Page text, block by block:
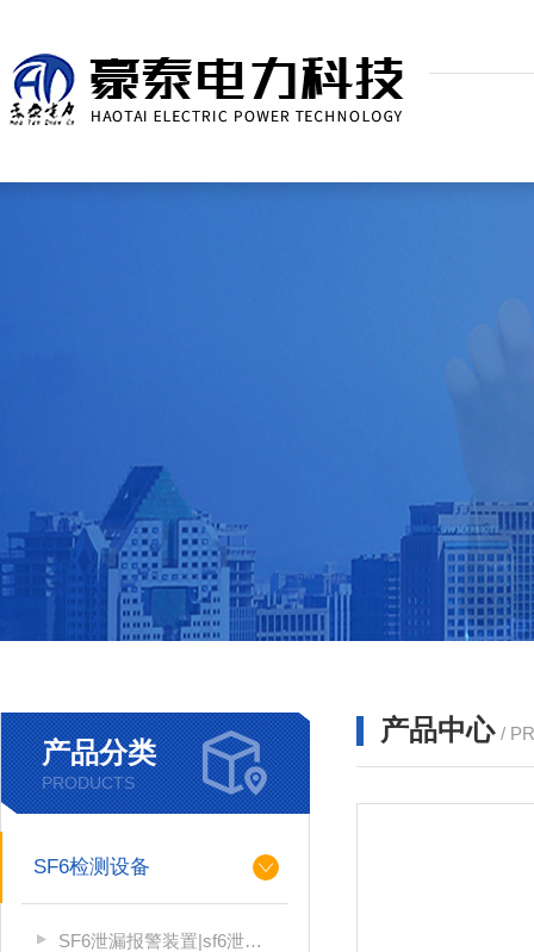
产品分类
PRODUCTS
SF6检测设备
SF6泄漏报警装置|sf6泄漏报警系统
产品中心 /